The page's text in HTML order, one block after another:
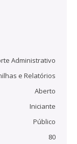
Administrativo
e Relatórios
Aberto
Iniciante
Público
80